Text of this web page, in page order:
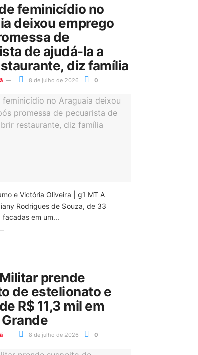
feminicídio no
deixou emprego
de
de ajudá-la a
diz família
8 de julho de 2026 0
e Victória Oliveira | g1 MT A
Rodrigues de Souza, de 33
facadas em um...
prende
de estelionato e
R$ 11,3 mil em
8 de julho de 2026 0